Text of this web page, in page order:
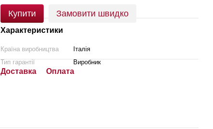
Купити Замовити швидко
Характеристики
Країна виробництва
Італія
Тип гарантії
Виробник
Доставка Оплата